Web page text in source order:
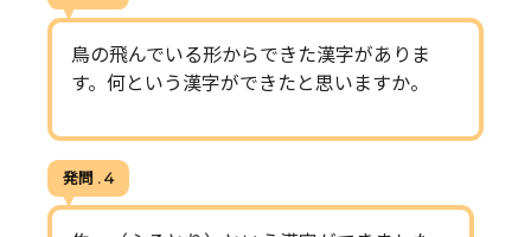
鳥の飛んでいる形からできた漢字がありま
す。何という漢字ができたと思いますか。
発問 . 4